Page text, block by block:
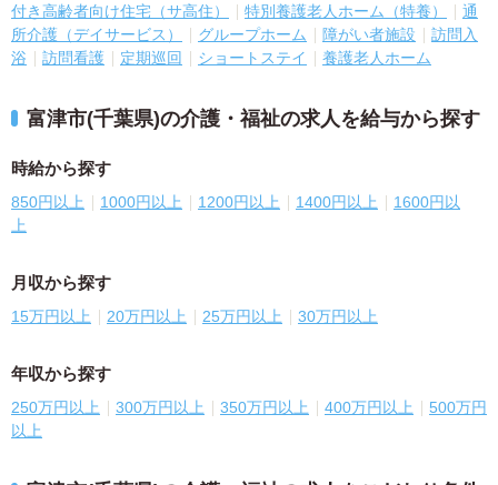
付き高齢者向け住宅（サ高住）
特別養護老人ホーム（特養）
通
所介護（デイサービス）
グループホーム 障がい者施設
訪問入
浴
訪問看護 定期巡回 ショートステイ 養護老人ホーム
富津市(千葉県)の介護・福祉の求人を給与から探す
時給から探す
850円以上 1000円以上 1200円以上 1400円以上
1600円以
上
月収から探す
15万円以上 20万円以上 25万円以上 30万円以上
年収から探す
250万円以上 300万円以上 350万円以上 400万円以上
500万円
以上